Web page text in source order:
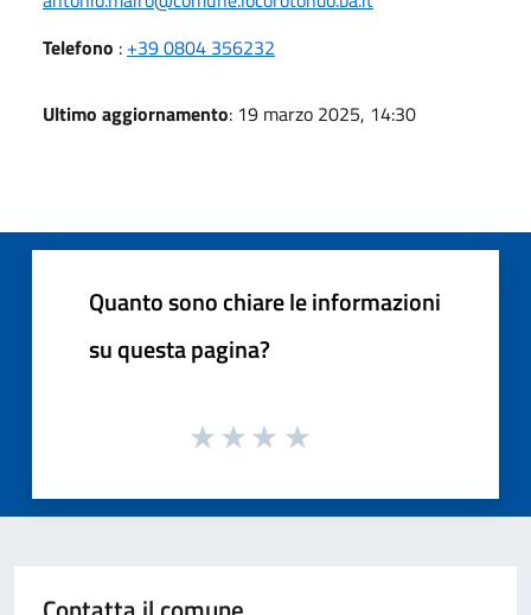
Telefono : +39 0804 356232
Ultimo aggiornamento: 19 marzo 2025, 14:30
Quanto sono chiare le informazioni
su questa pagina?